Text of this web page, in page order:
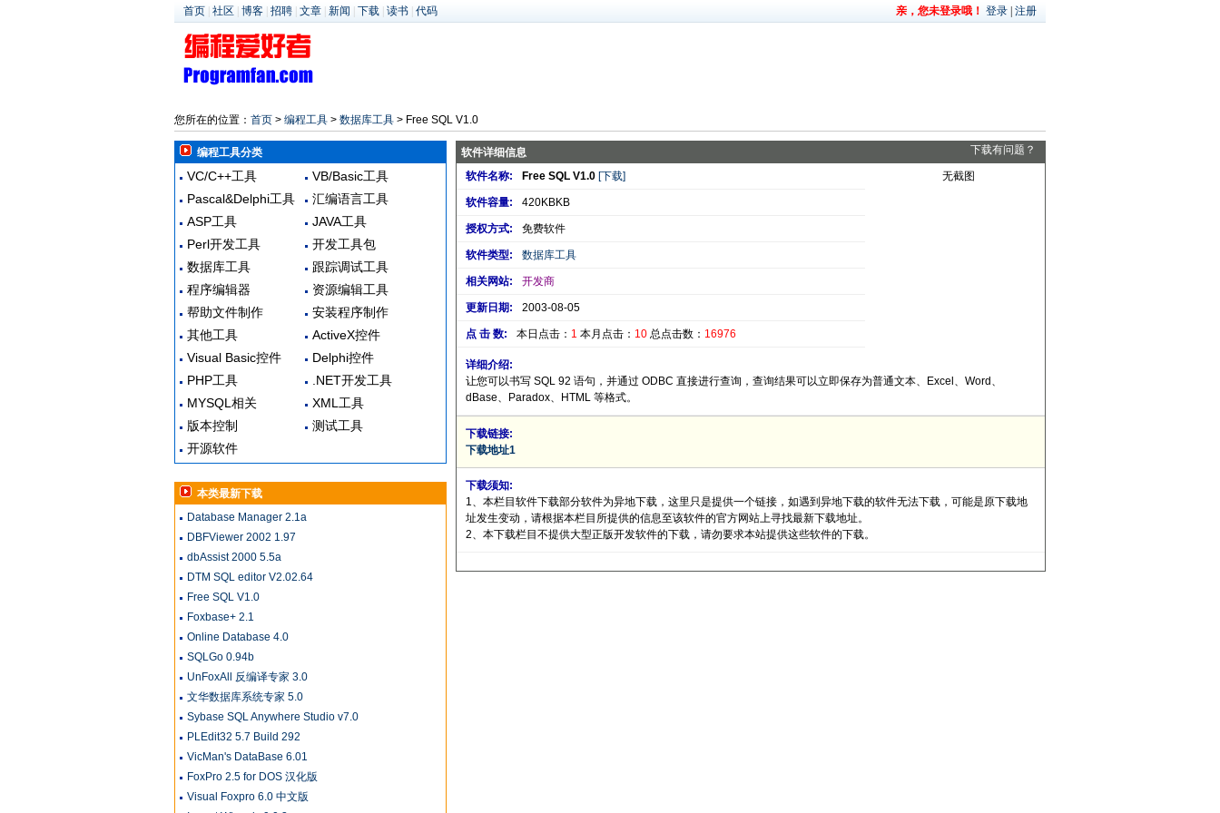
首页 社区 博客 招聘 文章 新闻 下载 读书 代码 亲，您未登录哦！ 登录 注册
您所在的位置： 首页 > 编程工具 > 数据库工具 > Free SQL V1.0
编程工具分类
VC/C++工具
VB/Basic工具
Pascal&Delphi工具
汇编语言工具
ASP工具
JAVA工具
Perl开发工具
开发工具包
数据库工具
跟踪调试工具
程序编辑器
资源编辑工具
帮助文件制作
安装程序制作
其他工具
ActiveX控件
Visual Basic控件
Delphi控件
PHP工具
.NET开发工具
MYSQL相关
XML工具
版本控制
测试工具
开源软件
本类最新下载
Database Manager 2.1a
DBFViewer 2002 1.97
dbAssist 2000 5.5a
DTM SQL editor V2.02.64
Free SQL V1.0
Foxbase+ 2.1
Online Database 4.0
SQLGo 0.94b
UnFoxAll 反编译专家 3.0
文华数据库系统专家 5.0
Sybase SQL Anywhere Studio v7.0
PLEdit32 5.7 Build 292
VicMan's DataBase 6.01
FoxPro 2.5 for DOS 汉化版
Visual Foxpro 6.0 中文版
软件详细信息 下载有问题？
软件名称: Free SQL V1.0 [下载]
软件容量: 420KBKB
授权方式: 免费软件
软件类型: 数据库工具
相关网站: 开发商
更新日期: 2003-08-05
点 击 数: 本日点击： 1 本月点击： 10 总点击数： 16976
无截图
详细介绍:
让您可以书写 SQL 92 语句，并通过 ODBC 直接进行查询，查询结果可以立即保存为普通文本、Excel、Word、
dBase、Paradox、HTML 等格式。
下载链接:
下载地址1
下载须知:
1、本栏目软件下载部分软件为异地下载，这里只是提供一个链接，如遇到异地下载的软件无法下载，可能是原下载地
址发生变动，请根据本栏目所提供的信息至该软件的官方网站上寻找最新下载地址。
2、本下载栏目不提供大型正版开发软件的下载，请勿要求本站提供这些软件的下载。